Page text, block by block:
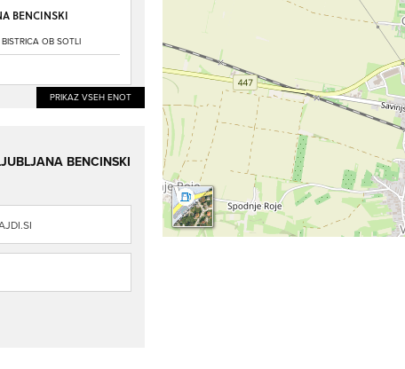
BENCINSKI
OB SOTLI
PRIKAZ VSEH ENOT
BENCINSKI